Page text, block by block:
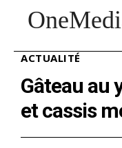
ACTUALITÉ
Gâteau au
et cassis